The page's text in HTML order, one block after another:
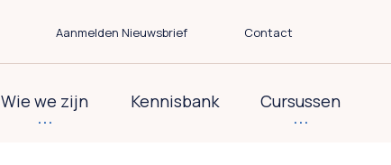
Aanmelden Nieuwsbrief Contact
Wie we zijn Kennisbank Cursussen